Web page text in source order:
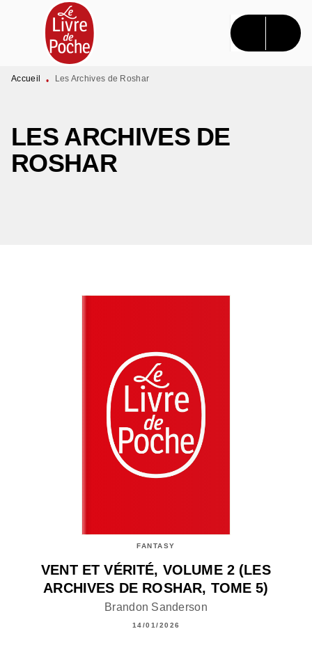
MENU RECHERCHE CONTENU
PIED DE PAGE
Accueil • Les Archives de Roshar
LES ARCHIVES DE
ROSHAR
FANTASY
VENT ET VÉRITÉ, VOLUME 2 (LES
ARCHIVES DE ROSHAR, TOME 5)
Brandon Sanderson
14/01/2026